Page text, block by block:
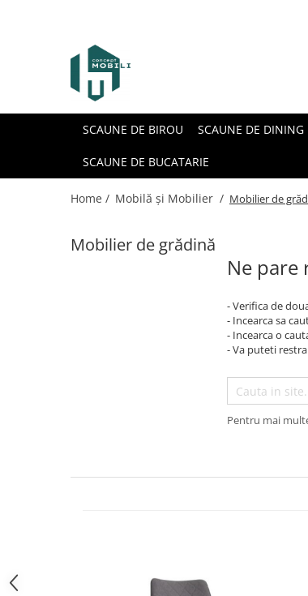
SCAUNE DE BIROU SCAUNE DE DINING
SCAUNE DE BUCATARIE
Home / Mobilă și Mobilier / Mobilier de
Mobilier de grădină
Ne pare
- Verifica de
- Incearca sa
- Incearca o
- Va puteti
Pentru mai